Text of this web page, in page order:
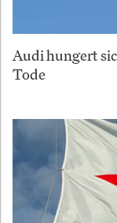
Audi hungert
Tode